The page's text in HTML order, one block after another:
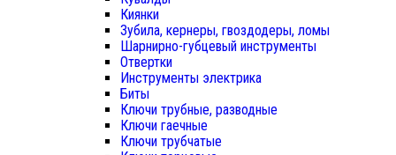
Киянки
Зубила, кернеры, гвоздодеры, ломы
Шарнирно-губцевый инструменты
Отвертки
Инструменты электрика
Биты
Ключи трубные, разводные
Ключи гаечные
Ключи трубчатые